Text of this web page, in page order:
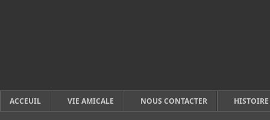
ACCEUIL VIE AMICALE NOUS CONTACTER